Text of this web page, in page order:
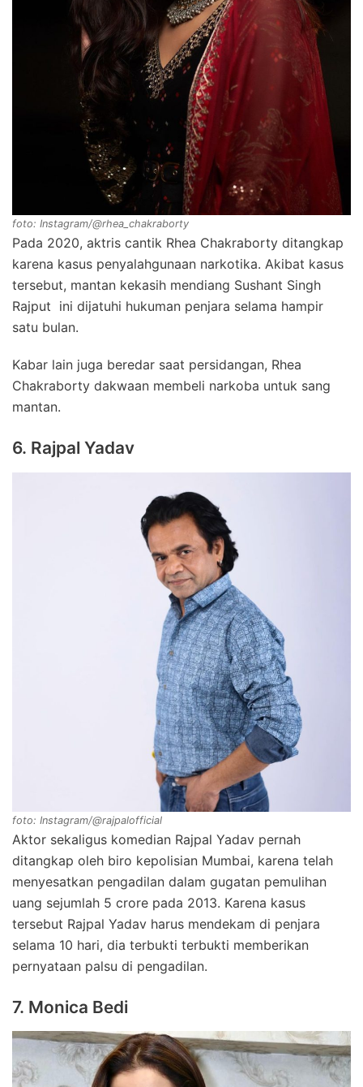
foto: Instagram/@rhea_chakraborty
Pada 2020, aktris cantik Rhea Chakraborty ditangkap
karena kasus penyalahgunaan narkotika. Akibat kasus
tersebut, mantan kekasih mendiang Sushant Singh
Rajput ini dijatuhi hukuman penjara selama hampir
satu bulan.
Kabar lain juga beredar saat persidangan, Rhea
Chakraborty dakwaan membeli narkoba untuk sang
mantan.
6. Rajpal Yadav
foto: Instagram/@rajpalofficial
Aktor sekaligus komedian Rajpal Yadav pernah
ditangkap oleh biro kepolisian Mumbai, karena telah
menyesatkan pengadilan dalam gugatan pemulihan
uang sejumlah 5 crore pada 2013. Karena kasus
tersebut Rajpal Yadav harus mendekam di penjara
selama 10 hari, dia terbukti terbukti memberikan
pernyataan palsu di pengadilan.
7. Monica Bedi